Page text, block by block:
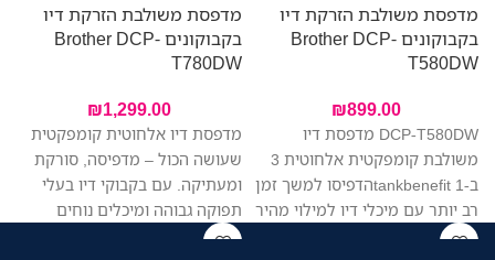
מדפסת משולבת הזרקת דיו
בקבוקונים Brother DCP-
T580DW
₪899.00
DCP-T580DW מדפסת דיו
משולבת קומפקטית אלחוטית 3
ב-1 tankbenefitהדפיסו למשך זמן
רב יותר עם מיכלי דיו למילוי מהיר
ובקבוקי דיו בעלי תפוקה גבוהה
מדפסת משולבת הזרקת דיו
בקבוקונים Brother DCP-
T780DW
₪1,299.00
מדפסת דיו אלחוטית קומפקטית
שעושה הכול – מדפיסה, סורקת
ומעתיקה. עם בקבוקי דיו בעלי
תפוקה גבוהה ומיכלים נוחים
למילוי, תחסכו בעלויות ותדפיסו